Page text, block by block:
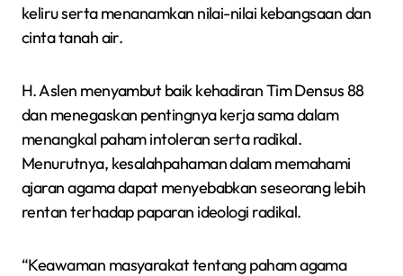
keliru serta menanamkan nilai-nilai kebangsaan dan
cinta tanah air.
H. Aslen menyambut baik kehadiran Tim Densus 88
dan menegaskan pentingnya kerja sama dalam
menangkal paham intoleran serta radikal.
Menurutnya, kesalahpahaman dalam memahami
ajaran agama dapat menyebabkan seseorang lebih
rentan terhadap paparan ideologi radikal.
“Keawaman masyarakat tentang paham agama